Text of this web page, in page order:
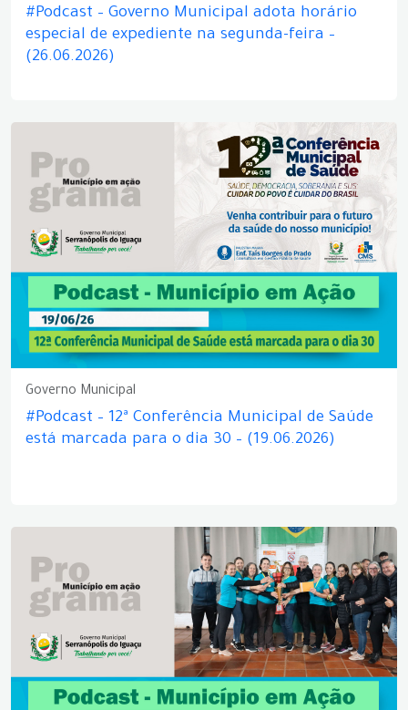
#Podcast – Governo Municipal adota horário
especial de expediente na segunda-feira –
(26.06.2026)
Governo Municipal
#Podcast – 12ª Conferência Municipal de Saúde
está marcada para o dia 30 – (19.06.2026)